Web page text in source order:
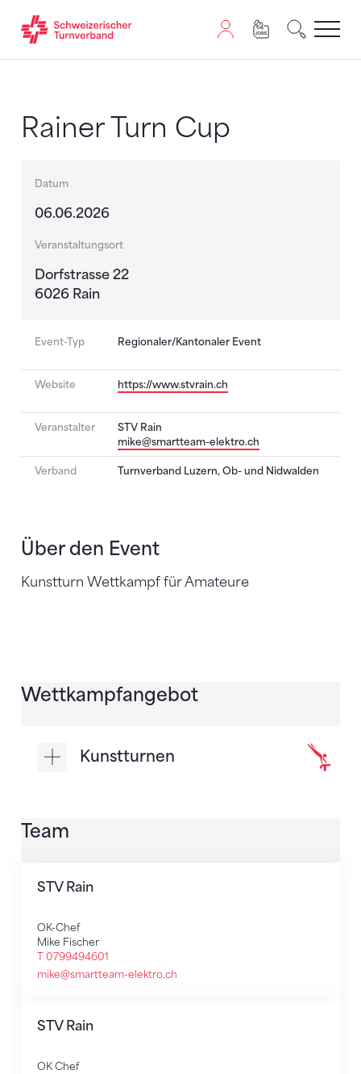
Rainer Turn Cup
Datum
06.06.2026
Veranstaltungsort
Dorfstrasse 22
6026 Rain
Event-Typ Regionaler/Kantonaler Event
Website https://www.stvrain.ch
Veranstalter
STV Rain
mike@smartteam-elektro.ch
Verband Turnverband Luzern, Ob- und Nidwalden
Über den Event
Kunstturn Wettkampf für Amateure
Wettkampfangebot
Kunstturnen
Team
STV Rain
OK-Chef
Mike Fischer
T 0799494601
mike@smartteam-elektro.ch
STV Rain
OK Chef